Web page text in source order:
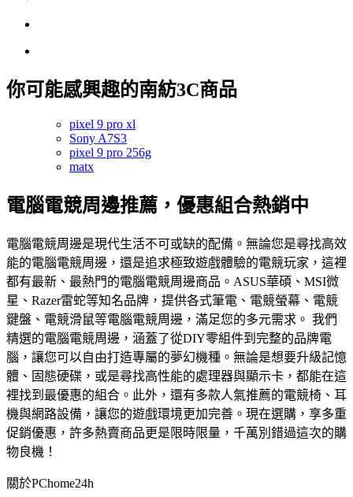
你可能感興趣的南紡3C商品
pixel 9 pro xl
Sony A7S3
pixel 9 pro 256g
matx
電腦電競周邊推薦，優惠組合熱銷中
電腦電競周邊是現代生活不可或缺的配備。無論您是尋找高效
能的電腦電競周邊，還是追求極致遊戲體驗的電競玩家，這裡
都有最新、最熱門的電腦電競周邊商品。ASUS華碩、MSI微
星、Razer雷蛇等知名品牌，提供各式筆電、電競螢幕、電競
鍵盤、電競滑鼠等電腦電競周邊，滿足您的多元需求。 我們
精選的電腦電競周邊，涵蓋了從DIY零組件到完整的品牌電
腦，讓您可以自由打造專屬的夢幻機種。無論是想要升級記憶
體、固態硬碟，或是尋找高性能的處理器與顯示卡，都能在這
裡找到最優惠的組合。此外，還有多款人氣推薦的電競椅、耳
機與網路設備，讓您的遊戲環境更加完善。現在選購，享多重
促銷優惠，許多熱賣商品更是限時限量，千萬別錯過這次的購
物良機！
關於PChome24h